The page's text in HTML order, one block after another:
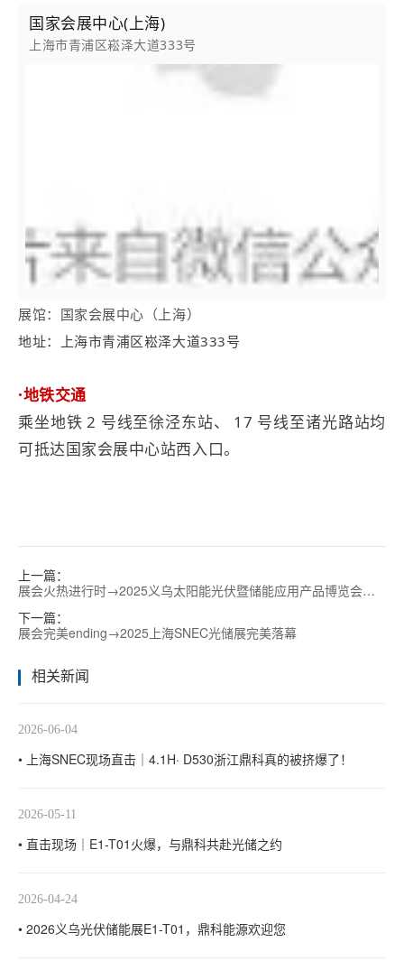
国家会展中心(上海)
上海市青浦区崧泽大道333号
展馆：国家会展中心（上海）
地址：上海市青浦区崧泽大道333号
·地铁交通
乘坐地铁 2 号线至徐泾东站、 17 号线至诸光路站均
可抵达国家会展中心站西入口。
上一篇：
展会火热进行时→2025义乌太阳能光伏暨储能应用产品博览会展
位E1-T02，浙江鼎科能源欢迎您的莅临
下一篇：
展会完美ending→2025上海SNEC光储展完美落幕
相关新闻
2026-06-04
• 上海SNEC现场直击｜4.1H· D530浙江鼎科真的被挤爆了！
2026-05-11
• 直击现场｜E1-T01火爆，与鼎科共赴光储之约
2026-04-24
• 2026义乌光伏储能展E1-T01，鼎科能源欢迎您